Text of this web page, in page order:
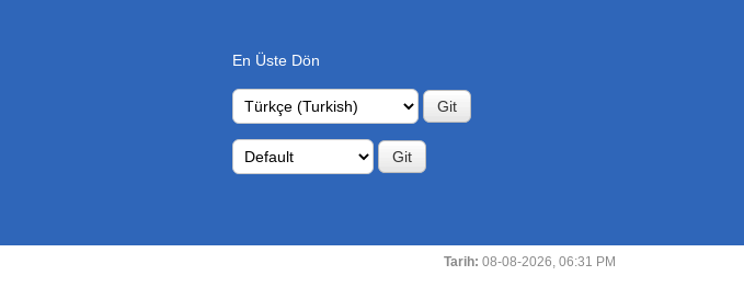
En Üste Dön
Tarih: 08-08-2026, 06:31 PM